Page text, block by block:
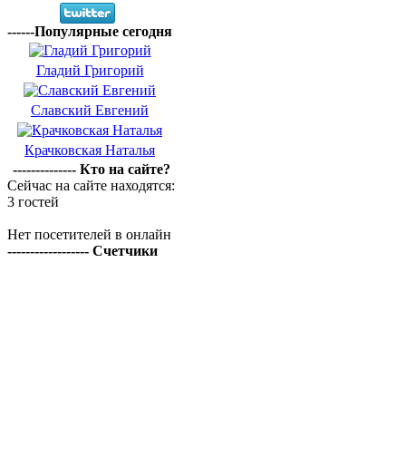
------Популярные сегодня
Гладий Григорий
Славский Евгений
Крачковская Наталья
-------------- Кто на сайте?
Сейчас на сайте находятся:
3 гостей
Нет посетителей в онлайн
------------------ Счетчики